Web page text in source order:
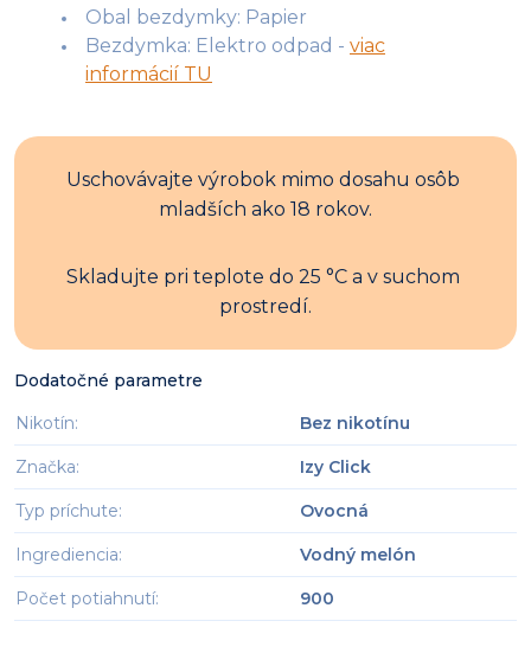
Obal bezdymky: Papier
Bezdymka: Elektro odpad - viac
informácií TU
Uschovávajte výrobok mimo dosahu osôb
mladších ako 18 rokov.
Skladujte pri teplote do 25 °C a v suchom
prostredí.
Dodatočné parametre
Nikotín: Bez nikotínu
Značka: Izy Click
Typ príchute: Ovocná
Ingrediencia: Vodný melón
Počet potiahnutí: 900